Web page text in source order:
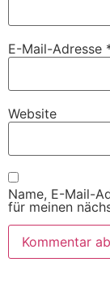
E-Mail-Adresse
Website
Name, E-Mail-
für meinen